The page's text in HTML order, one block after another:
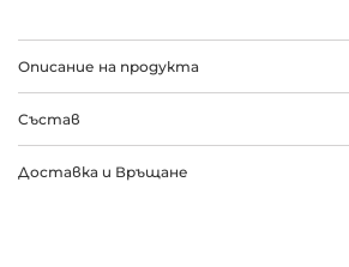
Описание на продукта
Състав
Доставка и Връщане